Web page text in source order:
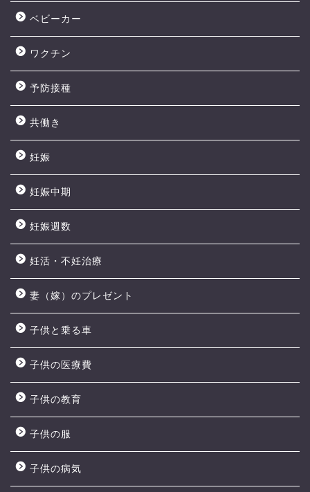
ベビーカー
ワクチン
予防接種
共働き
妊娠
妊娠中期
妊娠週数
妊活・不妊治療
妻（嫁）のプレゼント
子供と乗る車
子供の医療費
子供の教育
子供の服
子供の病気